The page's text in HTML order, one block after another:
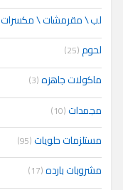
لب \ مقرمشات \ مكسرات
لحوم(25)
ماكولات جاهزه(3)
مجمدات(10)
مستلزمات حلويات(95)
مشروبات بارده(17)